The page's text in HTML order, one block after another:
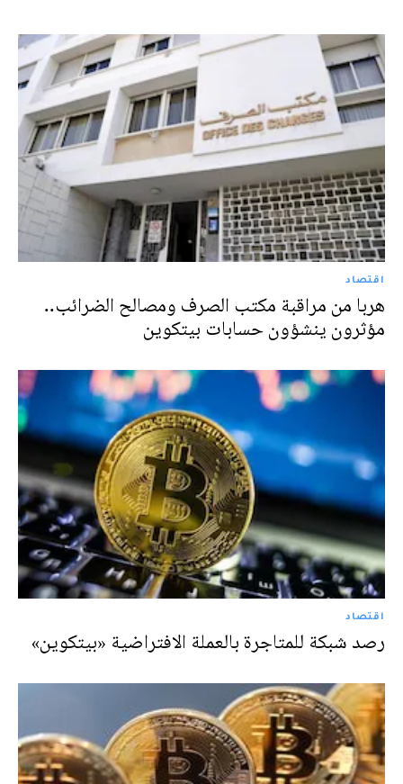
اقتصاد
هربا من مراقبة مكتب الصرف ومصالح الضرائب..
مؤثرون ينشؤون حسابات بيتكوين
اقتصاد
رصد شبكة للمتاجرة بالعملة الافتراضية «بيتكوين»